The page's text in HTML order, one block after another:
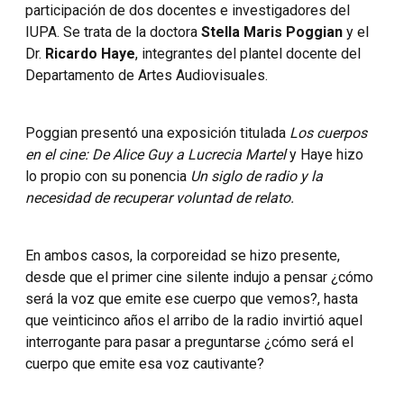
participación de dos docentes e investigadores del
IUPA. Se trata de la doctora Stella Maris Poggian y el
Dr. Ricardo Haye, integrantes del plantel docente del
Departamento de Artes Audiovisuales.
Poggian presentó una exposición titulada Los cuerpos
en el cine: De Alice Guy a Lucrecia Martely Haye hizo
lo propio con su ponencia Un siglo de radio y la
necesidad de recuperar voluntad de relato.
En ambos casos, la corporeidad se hizo presente,
desde que el primer cine silente indujo a pensar ¿cómo
será la voz que emite ese cuerpo que vemos?, hasta
que veinticinco años el arribo de la radio invirtió aquel
interrogante para pasar a preguntarse ¿cómo será el
cuerpo que emite esa voz cautivante?